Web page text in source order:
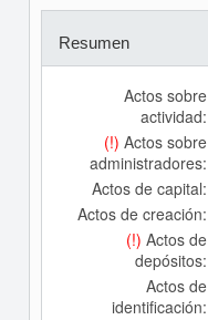
Resumen
Actos sobre
actividad:
(!) Actos sobre
administradores:
Actos de capital:
Actos de creación:
(!) Actos de
depósitos:
Actos de
identificación: